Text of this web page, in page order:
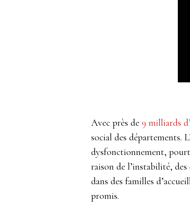
Avec près de 9 milliards
social des départements.
dysfonctionnement,
raison de l’instabilité,
dans des familles
promis.